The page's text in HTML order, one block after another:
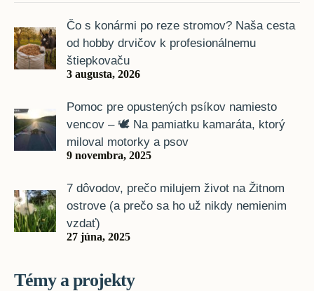
Čo s konármi po reze stromov? Naša cesta
od hobby drvičov k profesionálnemu
štiepkovaču
3 augusta, 2026
Pomoc pre opustených psíkov namiesto
vencov – 🕊️ Na pamiatku kamaráta, ktorý
miloval motorky a psov
9 novembra, 2025
7 dôvodov, prečo milujem život na Žitnom
ostrove (a prečo sa ho už nikdy nemienim
vzdať)
27 júna, 2025
Témy a projekty